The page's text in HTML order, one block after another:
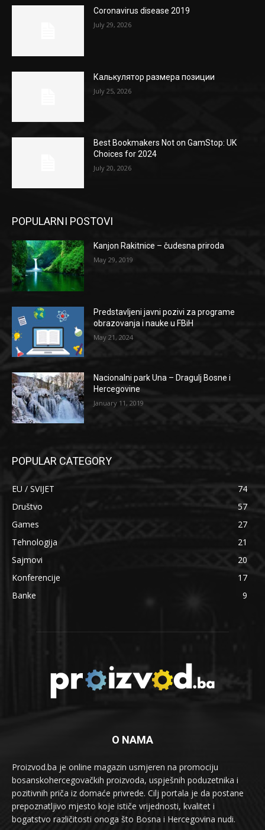
Coronavirus disease 2019
July 29, 2026
Калькулятор размера позиции
July 25, 2026
Best Bookmakers Not on GamStop: UK
Choices for 2024
July 20, 2026
POPULARNI POSTOVI
Kanjon Rakitnice – čudesna priroda
May 29, 2019
Predstavljeni javni pozivi za programe
obrazovanja i nauke u FBiH
May 21, 2024
Nacionalni park Una – Dragulj Bosne i
Hercegovine
January 11, 2019
POPULAR CATEGORY
EU / SVIJET
74
Društvo
57
Games
27
Tehnologija
21
Sajmovi
20
Konferencije
17
Banke
9
O NAMA
Proizvod.ba je online magazin usmjeren na promociju
bosanskohercegovačkih proizvoda, uspješnih poduzetnika i
pozitivnih priča iz domaće privrede. Cilj portala je da postane
prepoznatljivo mjesto koje ističe vrijednosti, kvalitet i
bogatstvo različitosti onoga što Bosna i Hercegovina nudi.